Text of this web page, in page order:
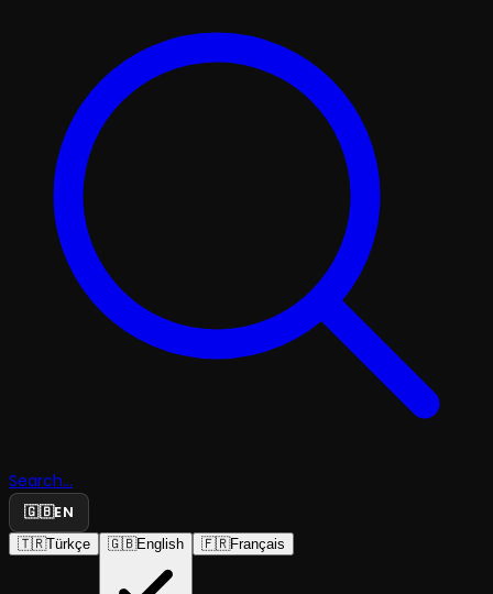
Search...
🇬🇧EN
🇹🇷Türkçe 🇬🇧English 🇫🇷Français